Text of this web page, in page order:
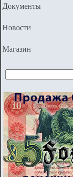
Документы
Новости
Магазин